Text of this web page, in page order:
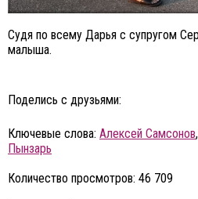
Судя по всему Дарья с супругом
малыша.
Поделись с друзьями:
Ключевые слова: Алексей Самсонов,
Пынзарь
Количество просмотров: 46 709